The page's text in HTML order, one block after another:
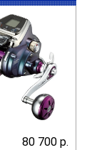
80 700 р.